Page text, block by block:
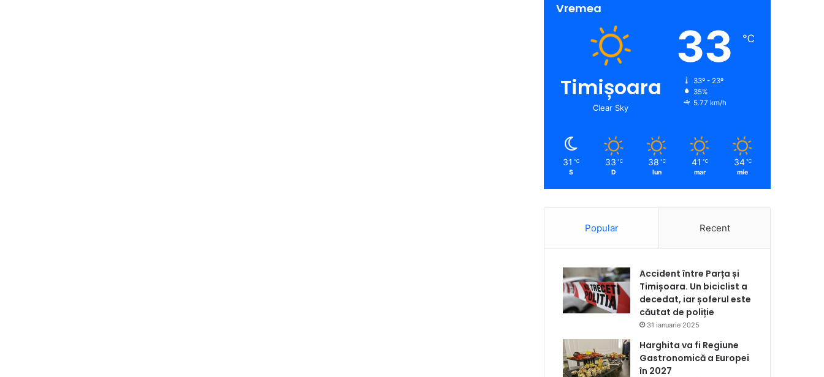
Vremea
Timișoara
Clear Sky
33 ℃
33º - 23º
35%
5.77 km/h
31 ℃
S
33 ℃
D
38 ℃
lun
41 ℃
mar
34 ℃
mie
Popular Recent
Accident între Parța și
Timișoara. Un biciclist a
decedat, iar șoferul este
căutat de poliție
31 ianuarie 2025
Harghita va fi Regiune
Gastronomică a Europei
în 2027